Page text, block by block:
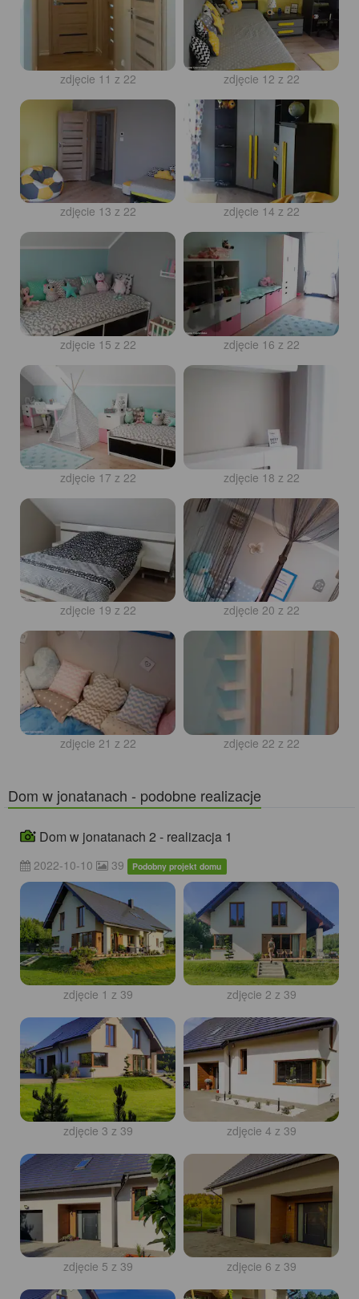
zdjęcie 11 z 22 zdjęcie 12 z 22
zdjęcie 13 z 22 zdjęcie 14 z 22
zdjęcie 15 z 22 zdjęcie 16 z 22
zdjęcie 17 z 22 zdjęcie 18 z 22
zdjęcie 19 z 22 zdjęcie 20 z 22
zdjęcie 21 z 22 zdjęcie 22 z 22
Dom w jonatanach - podobne realizacje
Dom w jonatanach 2 - realizacja 1
2022-10-10 39 Podobny projekt domu
zdjęcie 1 z 39 zdjęcie 2 z 39
zdjęcie 3 z 39 zdjęcie 4 z 39
zdjęcie 5 z 39 zdjęcie 6 z 39